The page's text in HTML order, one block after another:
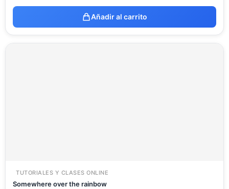
Añadir al carrito
TUTORIALES Y CLASES ONLINE
Somewhere over the rainbow